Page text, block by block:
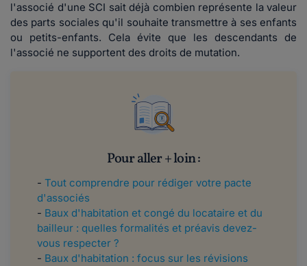
l'associé d'une SCI sait déjà combien représente la valeur
des parts sociales qu'il souhaite transmettre à ses enfants
ou petits-enfants. Cela évite que les descendants de
l'associé ne supportent des droits de mutation.
Pour aller + loin :
- Tout comprendre pour rédiger votre pacte
d'associés
- Baux d'habitation et congé du locataire et du
bailleur : quelles formalités et préavis devez-
vous respecter ?
- Baux d'habitation : focus sur les révisions